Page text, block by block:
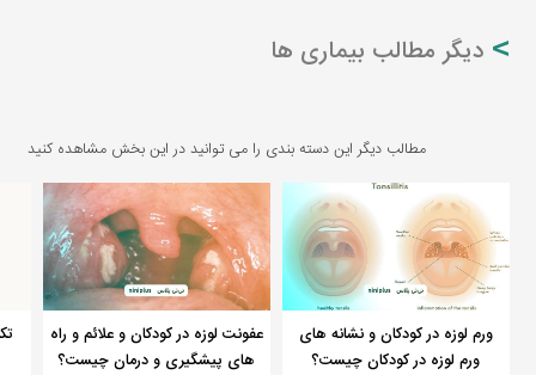
دیگر مطالب بیماری ها
مطالب دیگر این دسته بندی را می توانید در این بخش مشاهده کنید
ورم لوزه در کودکان و نشانه های
ورم لوزه در کودکان چیست؟
عفونت لوزه در کودکان و علائم و راه
های پیشگیری و درمان چیست؟